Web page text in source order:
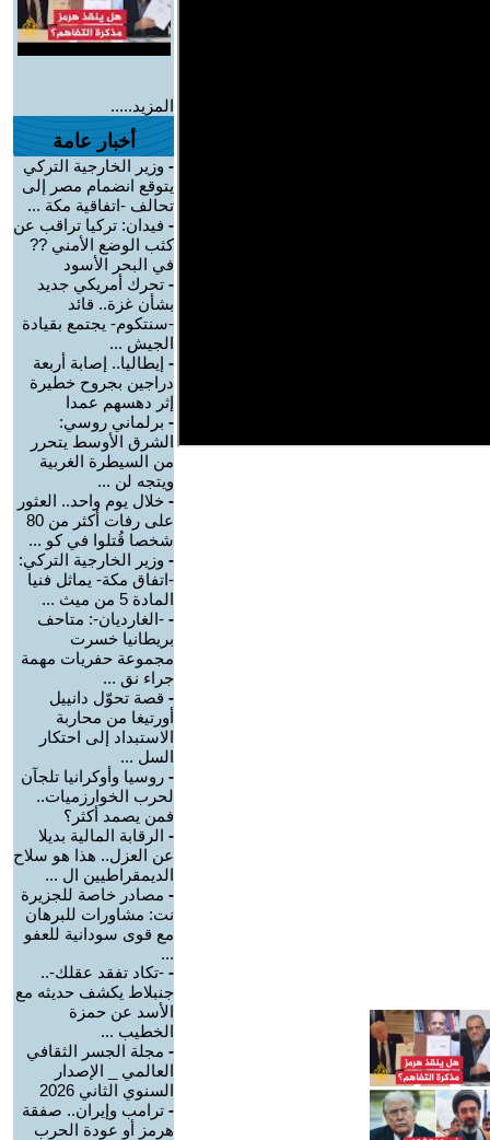
المزيد.....
أخبار عامة
- وزير الخارجية التركي
يتوقع انضمام مصر إلى
تحالف -اتفاقية مكة ...
- فيدان: تركيا تراقب عن
كثب الوضع الأمني ??
في البحر الأسود
- تحرك أمريكي جديد
بشأن غزة.. قائد
-سنتكوم- يجتمع بقيادة
الجيش ...
- إيطاليا.. إصابة أربعة
دراجين بجروح خطيرة
إثر دهسهم عمدا
- برلماني روسي:
الشرق الأوسط يتحرر
من السيطرة الغربية
ويتجه لن ...
- خلال يوم واحد.. العثور
على رفات أكثر من 80
شخصا قُتلوا في كو ...
- وزير الخارجية التركي:
-اتفاق مكة- يماثل فنيا
المادة 5 من ميث ...
- -الغارديان-: متاحف
بريطانيا خسرت
مجموعة حفريات مهمة
جراء نق ...
- قصة تحوّل دانييل
أورتيغا من محاربة
الاستبداد إلى احتكار
السل ...
- روسيا وأوكرانيا تلجآن
لحرب الخوارزميات..
فمن يصمد أكثر؟
- الرقابة المالية بديلا
عن العزل.. هذا هو سلاح
الديمقراطيين ال ...
- مصادر خاصة للجزيرة
نت: مشاورات للبرهان
مع قوى سودانية للعفو
...
- -تكاد تفقد عقلك-..
جنبلاط يكشف حديثه مع
الأسد عن حمزة
الخطيب ...
- مجلة الجسر الثقافي
العالمي _ الإصدار
السنوي الثاني 2026
- ترامب وإيران.. صفقة
هرمز أو عودة الحرب